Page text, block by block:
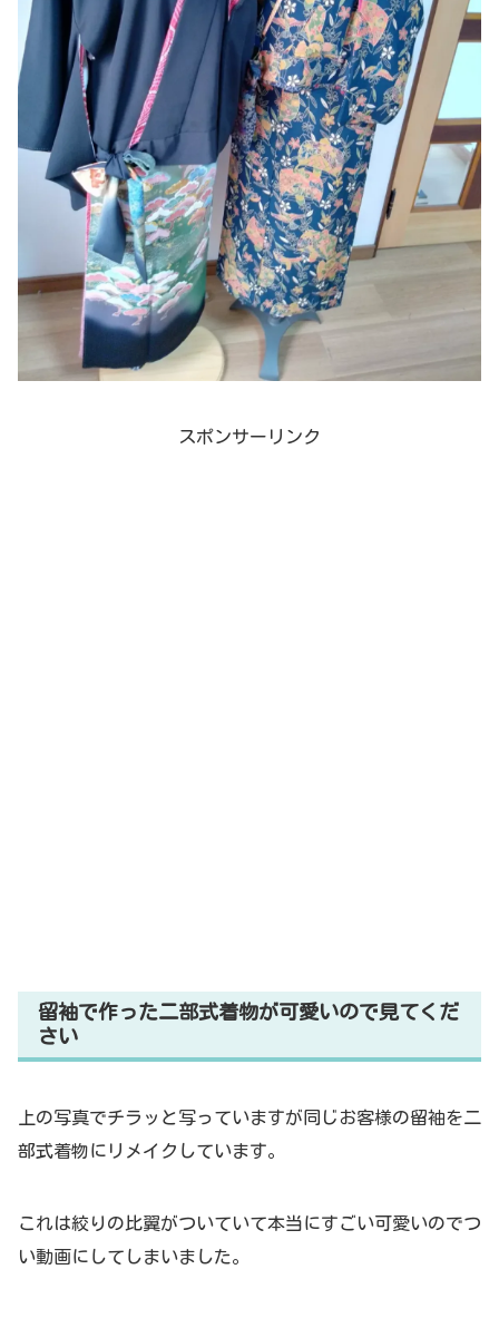
スポンサーリンク
留袖で作った二部式着物が可愛いので見てくだ
さい
上の写真でチラッと写っていますが同じお客様の留袖を二
部式着物にリメイクしています。
これは絞りの比翼がついていて本当にすごい可愛いのでつ
い動画にしてしまいました。